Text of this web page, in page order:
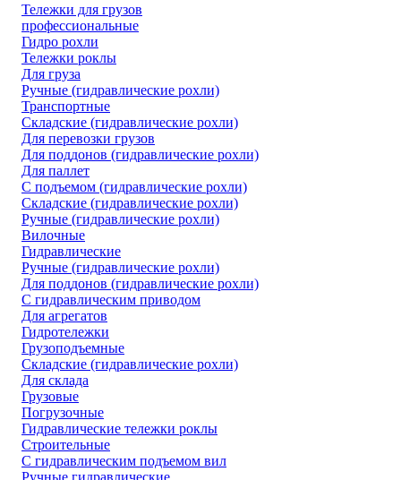
Тележки для грузов
профессиональные
Гидро рохли
Тележки роклы
Для груза
Ручные (гидравлические рохли)
Транспортные
Складские (гидравлические рохли)
Для перевозки грузов
Для поддонов (гидравлические рохли)
Для паллет
С подъемом (гидравлические рохли)
Складские (гидравлические рохли)
Ручные (гидравлические рохли)
Вилочные
Гидравлические
Ручные (гидравлические рохли)
Для поддонов (гидравлические рохли)
С гидравлическим приводом
Для агрегатов
Гидротележки
Грузоподъемные
Складские (гидравлические рохли)
Для склада
Грузовые
Погрузочные
Гидравлические тележки роклы
Строительные
С гидравлическим подъемом вил
Ручные гидравлические